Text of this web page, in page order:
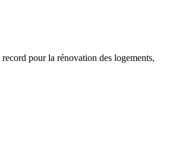
record pour la rénovation des logements,